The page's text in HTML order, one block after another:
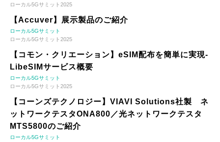
ローカル5Gサミット2025
【Accuver】展示製品のご紹介
ローカル5Gサミット
ローカル5Gサミット2025
【コモン・クリエーション】eSIM配布を簡単に実現-
LibeSIMサービス概要
ローカル5Gサミット
ローカル5Gサミット2025
【コーンズテクノロジー】VIAVI Solutions社製 ネ
ットワークテスタONA800／光ネットワークテスタ
MTS5800のご紹介
ローカル5Gサミット